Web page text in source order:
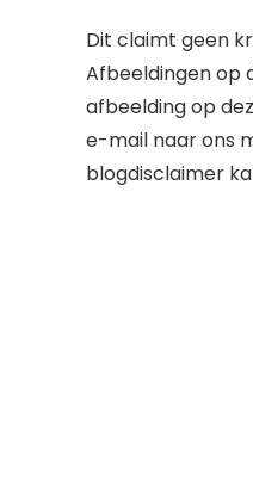
Dit claimt geen
Afbeeldingen op
afbeelding op
e-mail naar ons
blogdisclaimer